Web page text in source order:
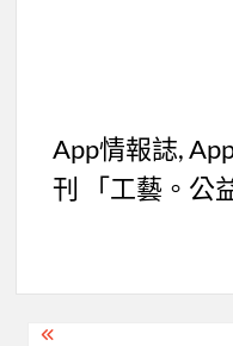
App情報誌,
刊 「工藝。公